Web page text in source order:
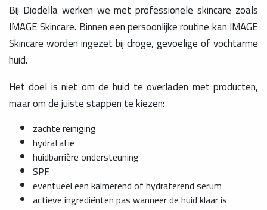
Bij Diodella werken we met professionele skincare zoals
IMAGE Skincare. Binnen een persoonlijke routine kan IMAGE
Skincare worden ingezet bij droge, gevoelige of vochtarme
huid.
Het doel is niet om de huid te overladen met producten,
maar om de juiste stappen te kiezen:
zachte reiniging
hydratatie
huidbarrière ondersteuning
SPF
eventueel een kalmerend of hydraterend serum
actieve ingrediënten pas wanneer de huid klaar is